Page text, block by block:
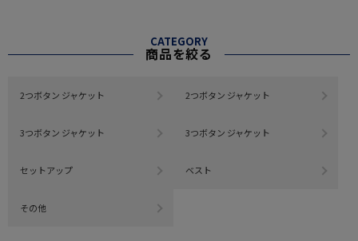
CATEGORY
商品を絞る
2つボタン ジャケット 2つボタン ジャケット
3つボタン ジャケット 3つボタン ジャケット
セットアップ ベスト
その他